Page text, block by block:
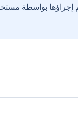
إجراؤها بواسطة